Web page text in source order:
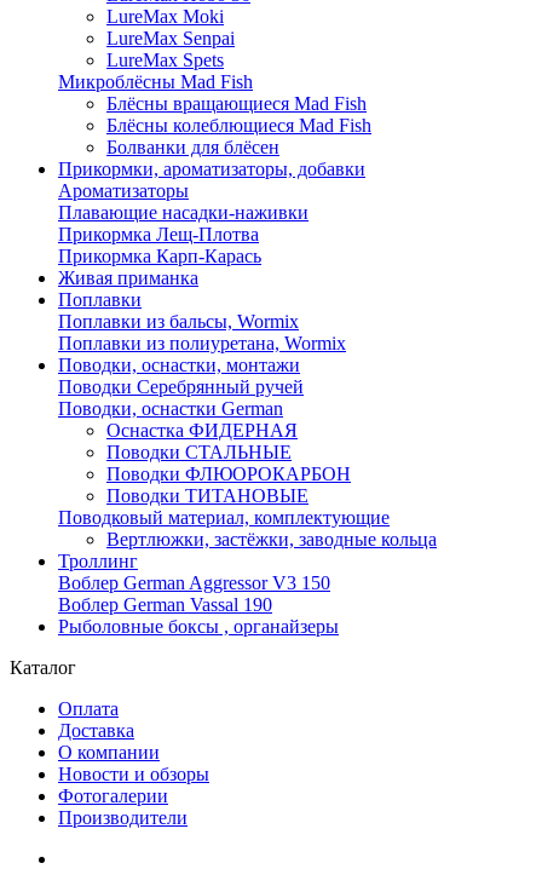
LureMax Moki
LureMax Senpai
LureMax Spets
Микроблёсны Mad Fish
Блёсны вращающиеся Mad Fish
Блёсны колеблющиеся Mad Fish
Болванки для блёсен
Прикормки, ароматизаторы, добавки
Ароматизаторы
Плавающие насадки-наживки
Прикормка Лещ-Плотва
Прикормка Карп-Карась
Живая приманка
Поплавки
Поплавки из бальсы, Wormix
Поплавки из полиуретана, Wormix
Поводки, оснастки, монтажи
Поводки Серебрянный ручей
Поводки, оснастки German
Оснастка ФИДЕРНАЯ
Поводки СТАЛЬНЫЕ
Поводки ФЛЮОРОКАРБОН
Поводки ТИТАНОВЫЕ
Поводковый материал, комплектующие
Вертлюжки, застёжки, заводные кольца
Троллинг
Воблер German Aggressor V3 150
Воблер German Vassal 190
Рыболовные боксы , органайзеры
Каталог
Оплата
Доставка
О компании
Новости и обзоры
Фотогалерии
Производители